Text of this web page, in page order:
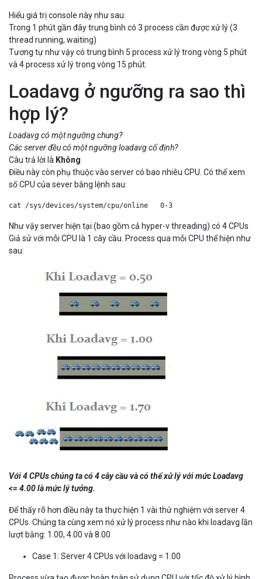
Hiểu giá trị console này như sau:
Trong 1 phút gần đây trung bình có 3 process cần được xử lý (3
thread running, waiting)
Tương tự như vậy có trung bình 5 process xử lý trong vòng 5 phút
và 4 process xử lý trong vòng 15 phút.
Loadavg ở ngưỡng ra sao thì
hợp lý?
Loadavg có một ngưỡng chung?
Các server đều có một ngưỡng loadavg cố định?
Câu trả lời là Không
Điều này còn phụ thuộc vào server có bao nhiêu CPU. Có thể xem
số CPU của sever bằng lệnh sau:
cat /sys/devices/system/cpu/online   0-3
Như vậy server hiện tại (bao gồm cả hyper-v threading) có 4 CPUs
Giả sử với mỗi CPU là 1 cây cầu. Process qua mỗi CPU thể hiện như
sau:
Với 4 CPUs chúng ta có 4 cây cầu và có thể xử lý với mức Loadavg
<= 4.00 là mức lý tưởng.
Để thấy rõ hơn điều này ta thực hiện 1 vài thử nghiệm với server 4
CPUs. Chúng ta cùng xem nó xử lý process như nào khi loadavg lần
lượt bằng: 1.00, 4.00 và 8.00
Case 1: Server 4 CPUs với loadavg = 1.00